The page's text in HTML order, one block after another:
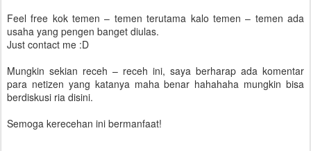
Feel free kok temen – temen terutama kalo temen – temen ada
usaha yang pengen banget diulas.
Just contact me :D
Mungkin sekian receh – receh ini, saya berharap ada komentar
para netizen yang katanya maha benar hahahaha mungkin bisa
berdiskusi ria disini.
Semoga kerecehan ini bermanfaat!